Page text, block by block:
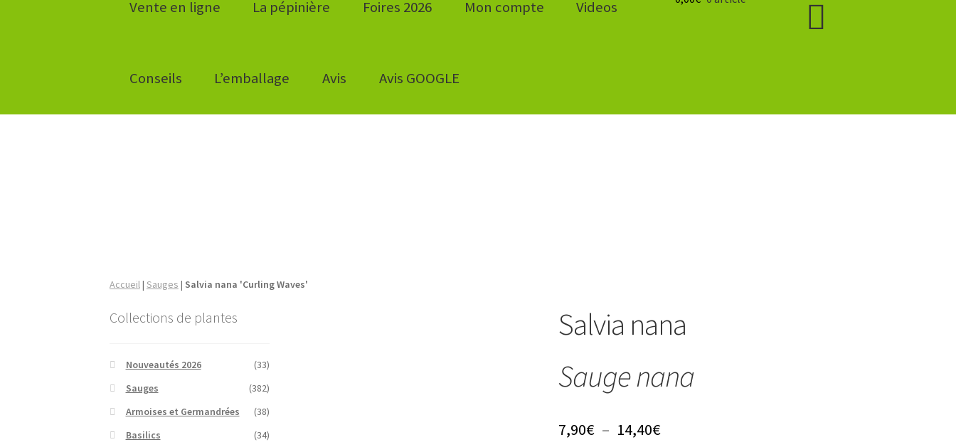
Vente en ligne La pépinière Foires 2026 Mon compte Videos
Conseils L’emballage Avis Avis GOOGLE
Accueil| Sauges | Salvia nana 'Curling Waves'
Salvia nana
Sauge nana
7,90€ – 14,40€Plage
Collections de plantes
Nouveautés 2026
(33)
Sauges
(382)
Armoises et Germandrées
(38)
Basilics
(34)